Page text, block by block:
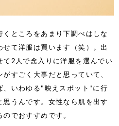
くところをあまり下調べはしな
て洋服は買います（笑）。出
2人で念入りに洋服を選んでい
すごく大事だと思っていて、
、いわゆる"映えスポット"に行
うんです。女性なら肌を出す
でおすすめです。